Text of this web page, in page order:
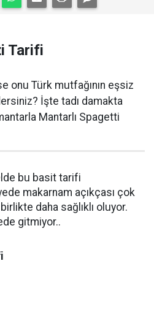
Tarifi
onu Türk mutfağının eşsiz
İşte tadı damakta
Mantarlı Spagetti
bu basit tarifi
makarnam açıkçası çok
daha sağlıklı oluyor.
gitmiyor..